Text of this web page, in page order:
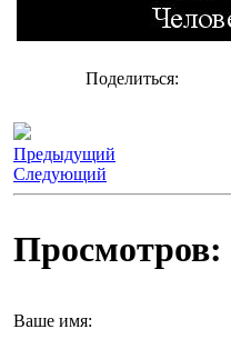
Поделиться:
Предыдущий
Следующий
Просмотров:
Ваше имя: